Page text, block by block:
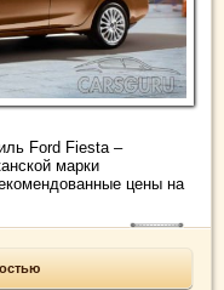
Ford Fiesta –
марки
цены на